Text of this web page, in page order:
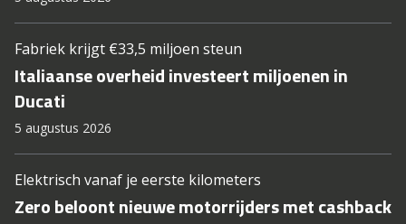
Fabriek krijgt €33,5 miljoen steun
Italiaanse overheid investeert miljoenen in
Ducati
5 augustus 2026
Elektrisch vanaf je eerste kilometers
Zero beloont nieuwe motorrijders met cashback